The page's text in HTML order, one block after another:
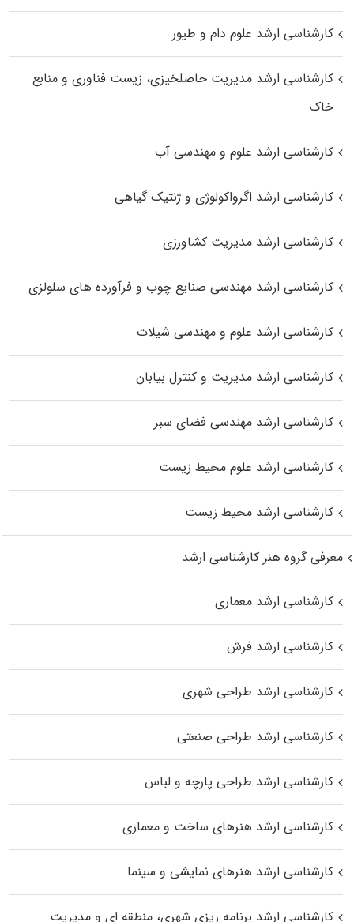
کارشناسی ارشد علوم دام و طیور
کارشناسی ارشد مدیریت حاصلخیزی، زیست فناوری و منابع
خاک
کارشناسی ارشد علوم و مهندسی آب
کارشناسی ارشد اگرواکولوژی و ژنتیک گیاهی
کارشناسی ارشد مدیریت کشاورزی
کارشناسی ارشد مهندسی صنایع چوب و فرآورده‌ های سلولزی
کارشناسی ارشد علوم و مهندسی شیلات
کارشناسی ارشد مدیریت و کنترل بیابان
کارشناسی ارشد مهندسی فضای سبز
کارشناسی ارشد علوم محیط‌ زیست
کارشناسی ارشد محیط زیست
معرفی گروه هنر کارشناسی ارشد
کارشناسی ارشد معماری
کارشناسی ارشد فرش
کارشناسی ارشد طراحی شهری
کارشناسی ارشد طراحی صنعتی
کارشناسی ارشد طراحی پارچه و لباس
کارشناسی ارشد هنرهای ساخت و معماری
کارشناسی ارشد هنرهای نمایشی و سینما
کارشناسی ارشد برنامه ریزی شهری، منطقه‌ ای و مدیریت